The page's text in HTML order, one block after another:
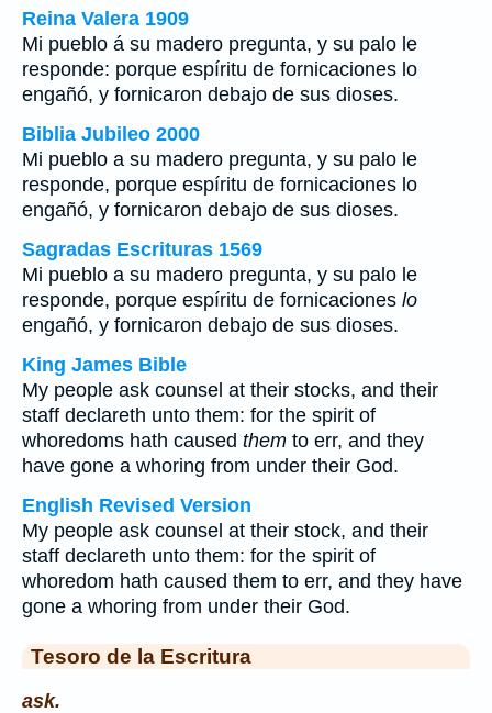
Reina Valera 1909
Mi pueblo á su madero pregunta, y su palo le
responde: porque espíritu de fornicaciones lo
engañó, y fornicaron debajo de sus dioses.
Biblia Jubileo 2000
Mi pueblo a su madero pregunta, y su palo le
responde, porque espíritu de fornicaciones lo
engañó, y fornicaron debajo de sus dioses.
Sagradas Escrituras 1569
Mi pueblo a su madero pregunta, y su palo le
responde, porque espíritu de fornicaciones lo
engañó, y fornicaron debajo de sus dioses.
King James Bible
My people ask counsel at their stocks, and their
staff declareth unto them: for the spirit of
whoredoms hath caused them to err, and they
have gone a whoring from under their God.
English Revised Version
My people ask counsel at their stock, and their
staff declareth unto them: for the spirit of
whoredom hath caused them to err, and they have
gone a whoring from under their God.
Tesoro de la Escritura
ask.